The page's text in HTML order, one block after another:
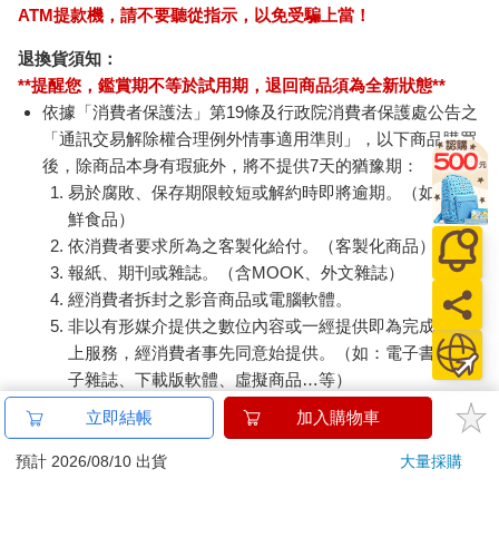
ATM提款機，請不要聽從指示，以免受騙上當！
退換貨須知：
**提醒您，鑑賞期不等於試用期，退回商品須為全新狀態**
依據「消費者保護法」第19條及行政院消費者保護處公告之
「通訊交易解除權合理例外情事適用準則」，以下商品購買
後，除商品本身有瑕疵外，將不提供7天的猶豫期：
易於腐敗、保存期限較短或解約時即將逾期。（如：生
鮮食品）
依消費者要求所為之客製化給付。（客製化商品）
報紙、期刊或雜誌。（含MOOK、外文雜誌）
經消費者拆封之影音商品或電腦軟體。
非以有形媒介提供之數位內容或一經提供即為完成之線
上服務，經消費者事先同意始提供。（如：電子書、電
子雜誌、下載版軟體、虛擬商品…等）
已拆封之個人衛生用品。（如：內衣褲、刮鬍刀、除毛
若非上列種類商品，均享有到貨7天的猶豫期（含例假
立即結帳 加入購物車
預計 2026/08/10 出貨 大量採購